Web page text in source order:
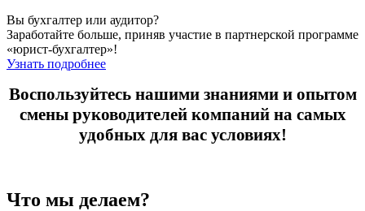
Вы бухгалтер или аудитор?
Заработайте больше, приняв участие в партнерской программе
«юрист-бухгалтер»!
Узнать подробнее
Воспользуйтесь нашими знаниями и опытом
смены руководителей компаний на самых
удобных для вас условиях!
Что мы делаем?